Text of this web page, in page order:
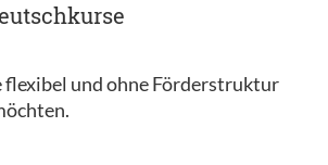
flexibel und ohne Förderstruktur